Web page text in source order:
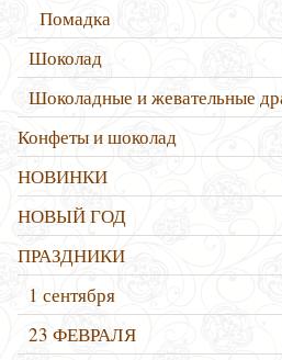
Помадка
Шоколад
Шоколадные и жевательные
Конфеты и шоколад
НОВИНКИ
НОВЫЙ ГОД
ПРАЗДНИКИ
1 сентября
23 ФЕВРАЛЯ